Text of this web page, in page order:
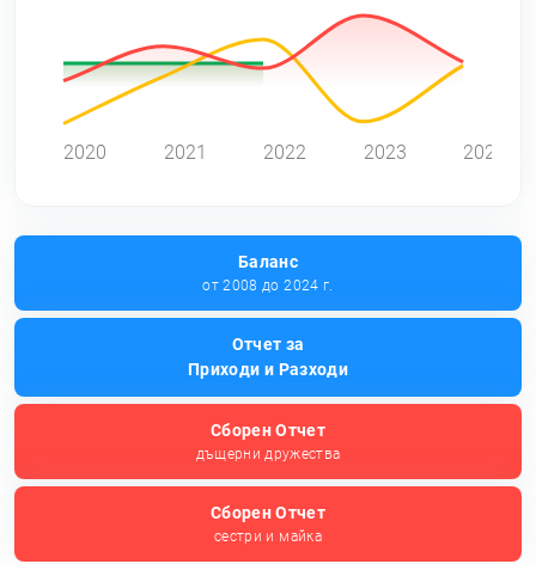
2020 2021 2022 2023 2024
Баланс
от 2008 до 2024 г.
Отчет за
Приходи и Разходи
Сборен Отчет
дъщерни дружества
Сборен Отчет
сестри и майка